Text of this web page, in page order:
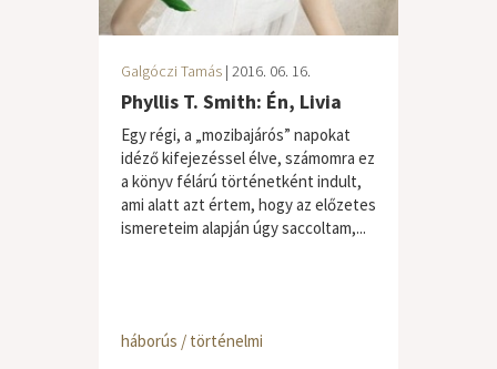
Galgóczi Tamás | 2016. 06. 16.
Phyllis T. Smith: Én, Livia
Egy régi, a „mozibajárós” napokat
idéző kifejezéssel élve, számomra ez
a könyv félárú történetként indult,
ami alatt azt értem, hogy az előzetes
ismereteim alapján úgy saccoltam,...
háborús / történelmi